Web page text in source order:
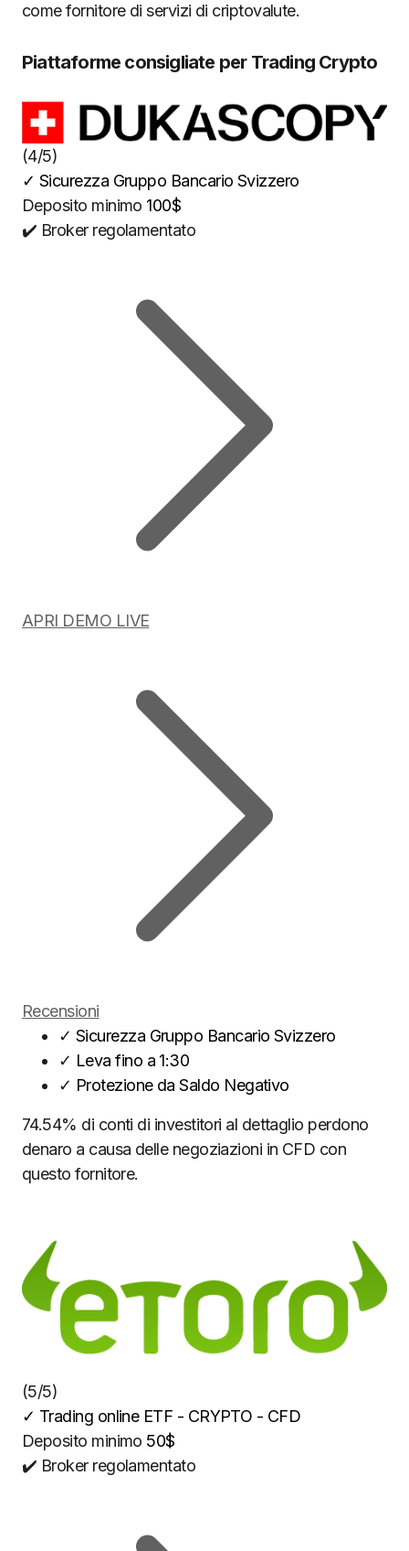
come fornitore di servizi di criptovalute.
Piattaforme consigliate per Trading Crypto
(4/5)
✓ Sicurezza Gruppo Bancario Svizzero
Deposito minimo 100$
✔️ Broker regolamentato
APRI DEMO LIVE
Recensioni
✓ Sicurezza Gruppo Bancario Svizzero
✓ Leva fino a 1:30
✓ Protezione da Saldo Negativo
74.54% di conti di investitori al dettaglio perdono
denaro a causa delle negoziazioni in CFD con
questo fornitore.
(5/5)
✓ Trading online ETF - CRYPTO - CFD
Deposito minimo 50$
✔️ Broker regolamentato